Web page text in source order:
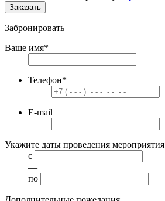
Заказать
Забронировать
Ваше имя*
Телефон*
E-mail
Укажите даты проведения мероприятия
с
—
по